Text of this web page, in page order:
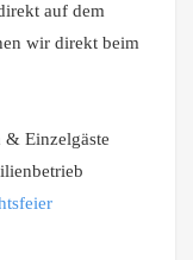
auf dem
wir direkt beim
Einzelgäste